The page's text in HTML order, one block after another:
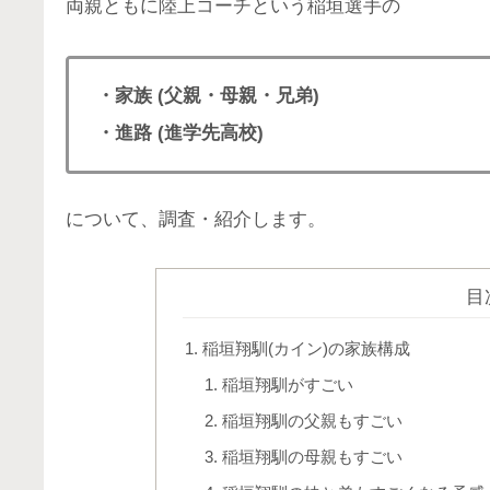
両親ともに陸上コーチという稲垣選手の
・家族 (父親・母親・兄弟)
・進路 (進学先高校)
について、調査・紹介します。
目
稲垣翔馴(カイン)の家族構成
稲垣翔馴がすごい
稲垣翔馴の父親もすごい
稲垣翔馴の母親もすごい